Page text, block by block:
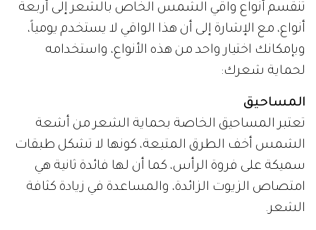
تنقسم أنواع واقي الشمس الخاص بالشعر إلى أربعة
أنواع، مع الإشارة إلى أن هذا الواقي لا يستخدم يومياً،
وبإمكانك اختيار واحد من هذه الأنواع، واستخدامه
لحماية شعرك:
المساحيق
تعتبر المساحيق الخاصة بحماية الشعر من أشعة
الشمس أخف الطرق المتبعة، كونها لا تشكل طبقات
سميكة على فروة الرأس، كما أن لها فائدة ثانية هي
امتصاص الزيوت الزائدة، والمساعدة في زيادة كثافة
الشعر.